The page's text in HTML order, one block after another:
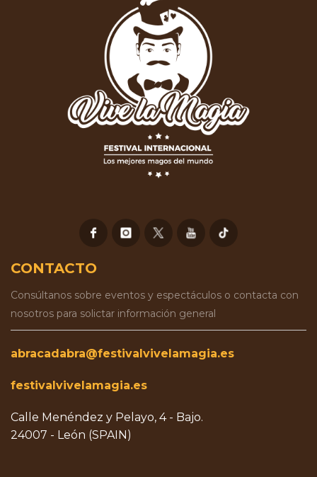
CONTACTO
Consúltanos sobre eventos y espectáculos o contacta con
nosotros para solictar información general
abracadabra@festivalvivelamagia.es
festivalvivelamagia.es
Calle Menéndez y Pelayo, 4 - Bajo.
24007 - León (SPAIN)